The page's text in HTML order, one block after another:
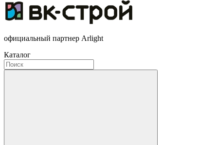
официальный партнер Arlight
Каталог